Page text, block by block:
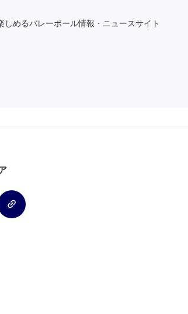
めるバレーボール情報・ニュースサイト